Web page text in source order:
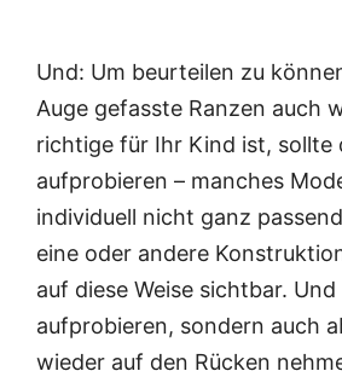
Und: Um beurteilen zu
Auge gefasste Ranzen auch
richtige für Ihr Kind ist, sollte
aufprobieren – manches
individuell nicht ganz
eine oder andere
auf diese Weise sichtbar.
aufprobieren, sondern auch
wieder auf den Rücken